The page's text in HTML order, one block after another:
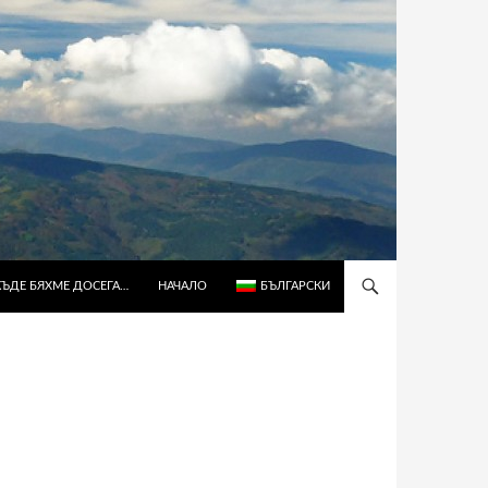
БЯХМЕ ДОСЕГА… НАЧАЛО БЪЛГАРСКИ